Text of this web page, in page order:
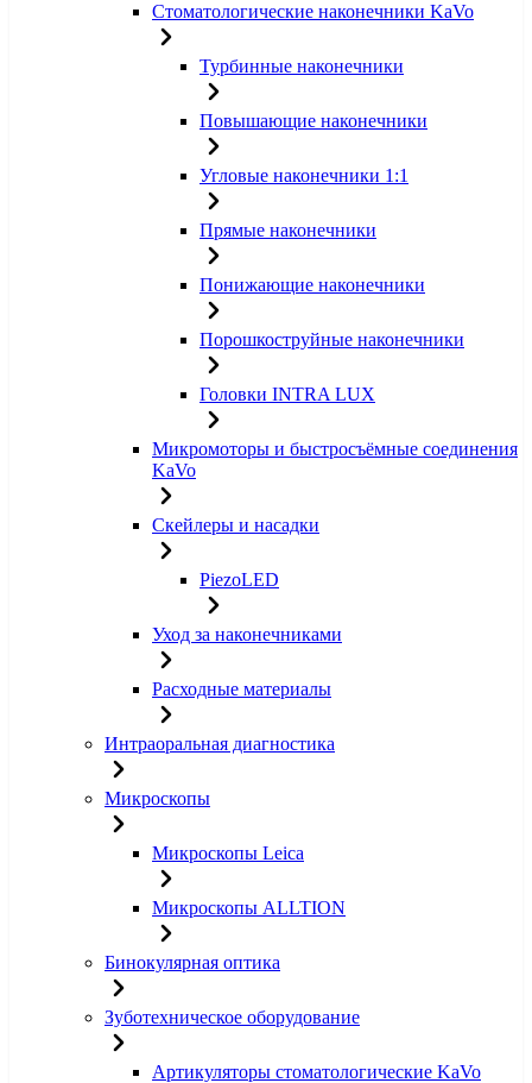
Стоматологические наконечники KaVo
Турбинные наконечники
Повышающие наконечники
Угловые наконечники 1:1
Прямые наконечники
Понижающие наконечники
Порошкоструйные наконечники
Головки INTRA LUX
Микромоторы и быстросъёмные соединения
KaVo
Скейлеры и насадки
PiezoLED
Уход за наконечниками
Расходные материалы
Интраоральная диагностика
Микроскопы
Микроскопы Leica
Микроскопы ALLTION
Бинокулярная оптика
Зуботехническое оборудование
Артикуляторы стоматологические KaVo